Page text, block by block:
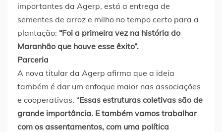
importantes da Agerp, está a entrega de
sementes de arroz e milho no tempo certo para a
plantação: “Foi a primeira vez na história do
Maranhão que houve esse êxito”.
Parceria
A nova titular da Agerp afirma que a ideia
também é dar um enfoque maior nas associações
e cooperativas. “Essas estruturas coletivas são de
grande importância. E também vamos trabalhar
com os assentamentos, com uma política